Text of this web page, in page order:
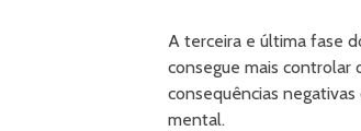
A terceira e última fase
consegue mais controlar
consequências
mental.